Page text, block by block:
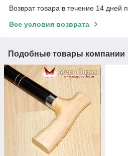
Возврат товара в течение 14 дней
Все условия возврата
Подобные товары компании